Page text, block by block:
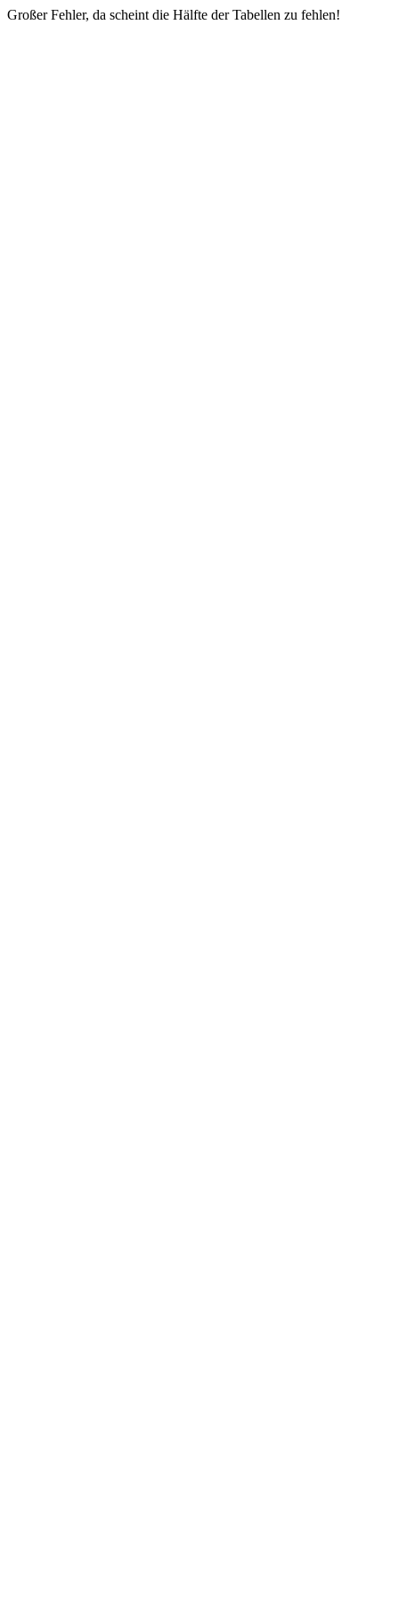
Großer Fehler, da scheint die Hälfte der Tabellen zu fehlen!